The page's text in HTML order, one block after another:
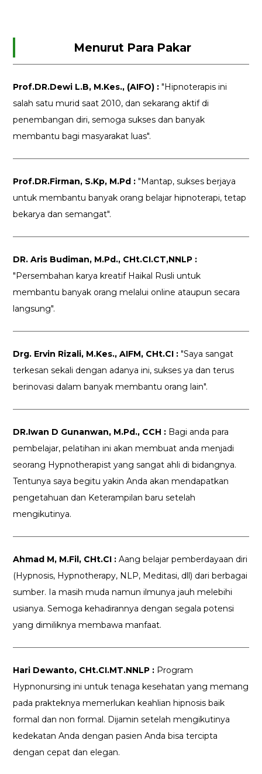
Menurut Para Pakar
Prof.DR.Dewi L.B, M.Kes., (AIFO) :"Hipnoterapis ini
salah satu murid saat 2010, dan sekarang aktif di
penembangan diri, semoga sukses dan banyak
membantu bagi masyarakat luas".
Prof.DR.Firman, S.Kp, M.Pd : "Mantap, sukses berjaya
untuk membantu banyak orang belajar hipnoterapi, tetap
bekarya dan semangat".
DR. Aris Budiman, M.Pd., CHt.CI.CT,NNLP :
"Persembahan karya kreatif Haikal Rusli untuk
membantu banyak orang melalui online ataupun secara
langsung".
Drg. Ervin Rizali, M.Kes., AIFM, CHt.CI : "Saya sangat
terkesan sekali dengan adanya ini, sukses ya dan terus
berinovasi dalam banyak membantu orang lain".
DR.Iwan D Gunanwan, M.Pd., CCH : Bagi anda para
pembelajar, pelatihan ini akan membuat anda menjadi
seorang Hypnotherapist yang sangat ahli di bidangnya.
Tentunya saya begitu yakin Anda akan mendapatkan
pengetahuan dan Keterampilan baru setelah
mengikutinya.
Ahmad M, M.Fil, CHt.CI : Aang belajar pemberdayaan diri
(Hypnosis, Hypnotherapy, NLP, Meditasi, dll) dari berbagai
sumber. Ia masih muda namun ilmunya jauh melebihi
usianya. Semoga kehadirannya dengan segala potensi
yang dimiliknya membawa manfaat.
Hari Dewanto, CHt.CI.MT.NNLP : Program
Hypnonursing ini untuk tenaga kesehatan yang memang
pada prakteknya memerlukan keahlian hipnosis baik
formal dan non formal. Dijamin setelah mengikutinya
kedekatan Anda dengan pasien Anda bisa tercipta
dengan cepat dan elegan.